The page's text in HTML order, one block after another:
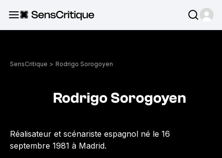
SensCritique > Rodrigo Sorogoyen
Rodrigo Sorogoyen
Réalisateur et scénariste espagnol né le 16
septembre 1981 à Madrid.